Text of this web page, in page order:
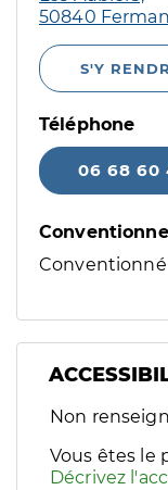
50840
S'Y
Téléphone
06 68 60
Conventionné
Filtres
Sélectionnez
Non
Vous êtes le
Décrivez